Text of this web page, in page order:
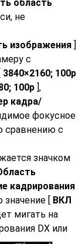
область
не
изображения ]
с
3840×2160; 100p
100p ],
кадра/
фокусное
сравнению с
значком
кадрирования
[ ВКЛ
мигать на
DX или